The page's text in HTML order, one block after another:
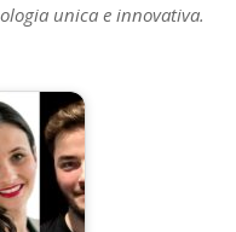
unica e innovativa.